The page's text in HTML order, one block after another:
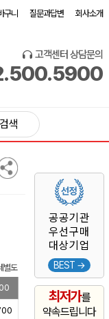
구니 질문과답변 회사소개
고객센터 상담문의
공공기관
우선구매
대상기업
BEST →
최저가를
약속드립니다
색
별도